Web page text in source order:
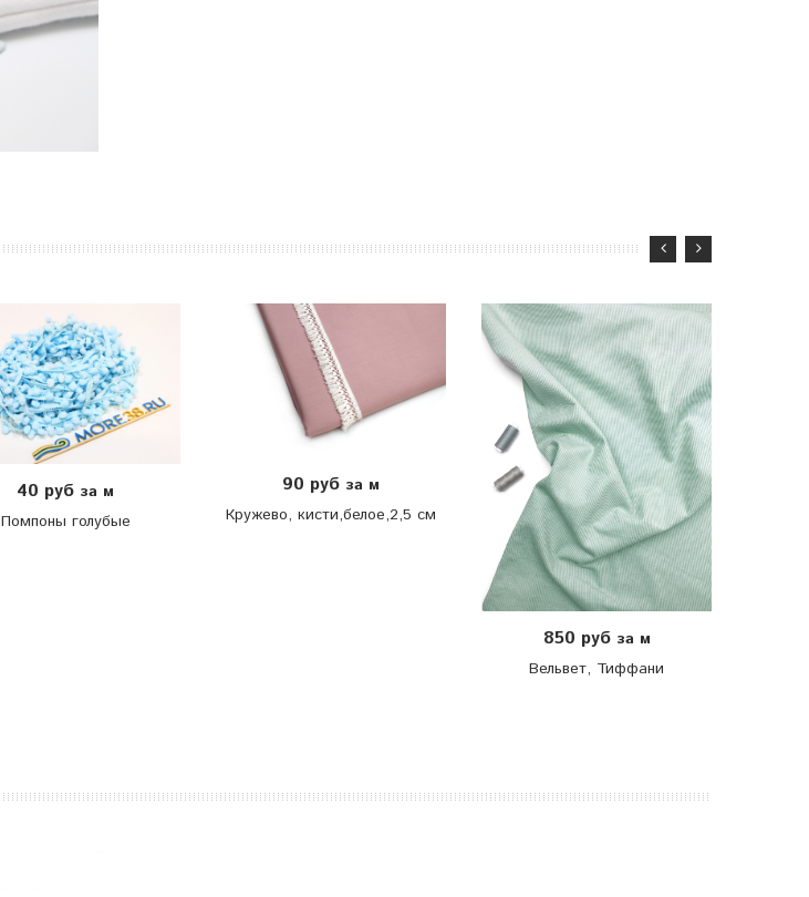
40 руб за м
Помпоны голубые
90 руб за м
Кружево, кисти,белое,2,5 см
850 руб за м
Вельвет, Тиффани